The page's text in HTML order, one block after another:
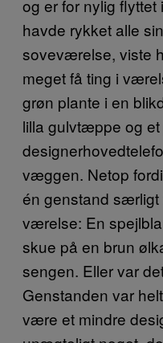
og er for nylig
havde rykket alle
soveværelse, viste
meget få ting i
grøn plante i en
lilla gulvtæppe og
væggen. Netop
én genstand særligt
værelse: En
skue på en brun
sengen. Eller var
Genstanden var
være et mindre